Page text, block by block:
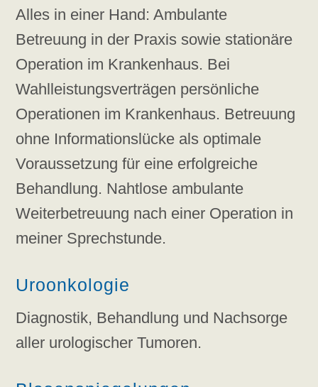
Alles in einer Hand: Ambulante
Betreuung in der Praxis sowie stationäre
Operation im Krankenhaus. Bei
Wahlleistungsverträgen persönliche
Operationen im Krankenhaus. Betreuung
ohne Informationslücke als optimale
Voraussetzung für eine erfolgreiche
Behandlung. Nahtlose ambulante
Weiterbetreuung nach einer Operation in
meiner Sprechstunde.
Uroonkologie
Diagnostik, Behandlung und Nachsorge
aller urologischer Tumoren.